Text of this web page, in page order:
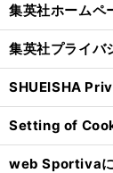
集英社ホームペ
集英社プライバ
SHUEISHA
Setting of
web Sportiva